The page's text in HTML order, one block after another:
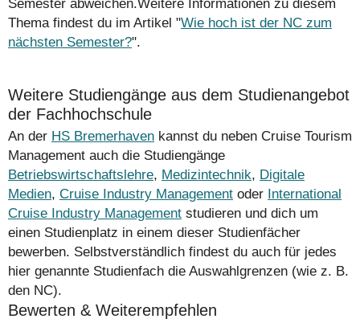
Semester abweichen.Weitere Informationen zu diesem
Thema findest du im Artikel "Wie hoch ist der NC zum
nächsten Semester?".
Weitere Studiengänge aus dem Studienangebot
der Fachhochschule
An der HS Bremerhaven kannst du neben Cruise Tourism
Management auch die Studiengänge
Betriebswirtschaftslehre, Medizintechnik, Digitale
Medien, Cruise Industry Management oder International
Cruise Industry Management studieren und dich um
einen Studienplatz in einem dieser Studienfächer
bewerben. Selbstverständlich findest du auch für jedes
hier genannte Studienfach die Auswahlgrenzen (wie z. B.
den NC).
Bewerten & Weiterempfehlen